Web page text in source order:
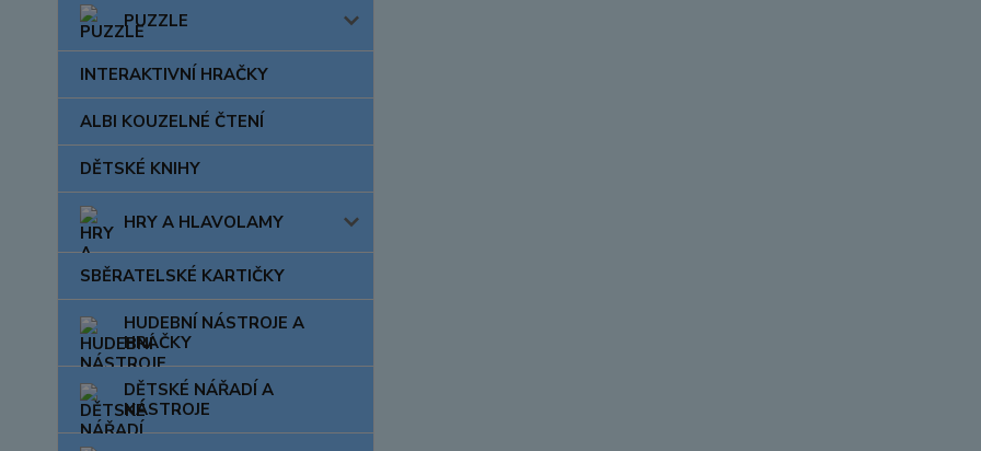
PUZZLE
INTERAKTIVNÍ HRAČKY
ALBI KOUZELNÉ ČTENÍ
DĚTSKÉ KNIHY
HRY A HLAVOLAMY
SBĚRATELSKÉ KARTIČKY
HUDEBNÍ NÁSTROJE A
HRAČKY
DĚTSKÉ NÁŘADÍ A
NÁSTROJE